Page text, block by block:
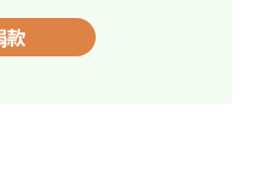
款